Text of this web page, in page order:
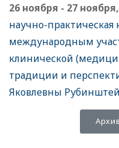
26 ноября - 27
научно-практическая
международным
клинической
традиции и
Яковлевны
Архив